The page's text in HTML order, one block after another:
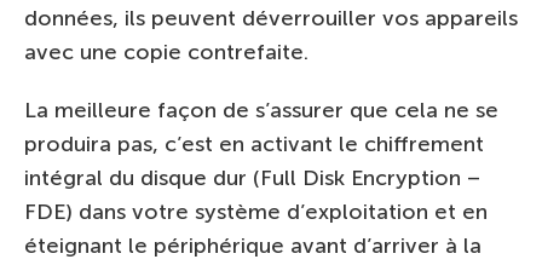
données, ils peuvent déverrouiller vos appareils
avec une copie contrefaite.
La meilleure façon de s’assurer que cela ne se
produira pas, c’est en activant le chiffrement
intégral du disque dur (Full Disk Encryption –
FDE) dans votre système d’exploitation et en
éteignant le périphérique avant d’arriver à la